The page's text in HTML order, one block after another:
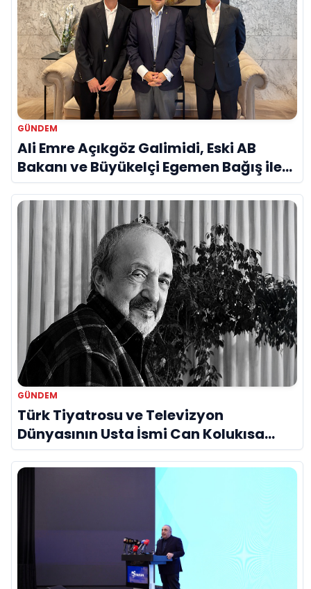
GÜNDEM
Ali Emre Açıkgöz Galimidi, Eski AB
Bakanı ve Büyükelçi Egemen Bağış ile
Bir Araya Geldi
GÜNDEM
Türk Tiyatrosu ve Televizyon
Dünyasının Usta İsmi Can Kolukısa
Hayatını Kaybetti